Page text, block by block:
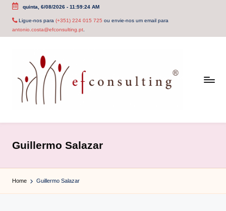
Skip
quinta, 6/08/2026- 11:59:25 AM
Ligue-nos para (+351) 224 015 725 ou envie-nos um email para
antonio.costa@efconsulting.pt.
c
o
n
Guillermo Salazar
Home Guillermo Salazar